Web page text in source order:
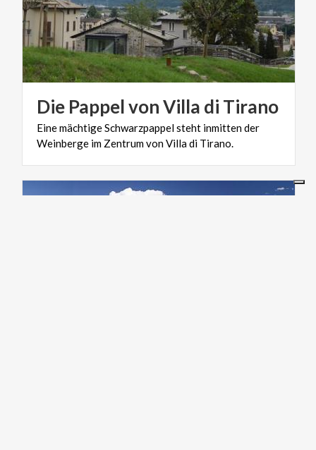
Die PappelvonVilla di Tirano
EinemächtigeSchwarzpappelsteht inmittender
Weinberge im ZentrumvonVilladi Tirano.